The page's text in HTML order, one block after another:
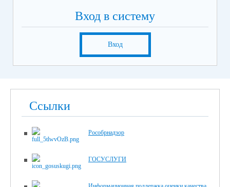
Вход в систему
Вход
Ссылки
Рособрнадзор
ГОСУСЛУГИ